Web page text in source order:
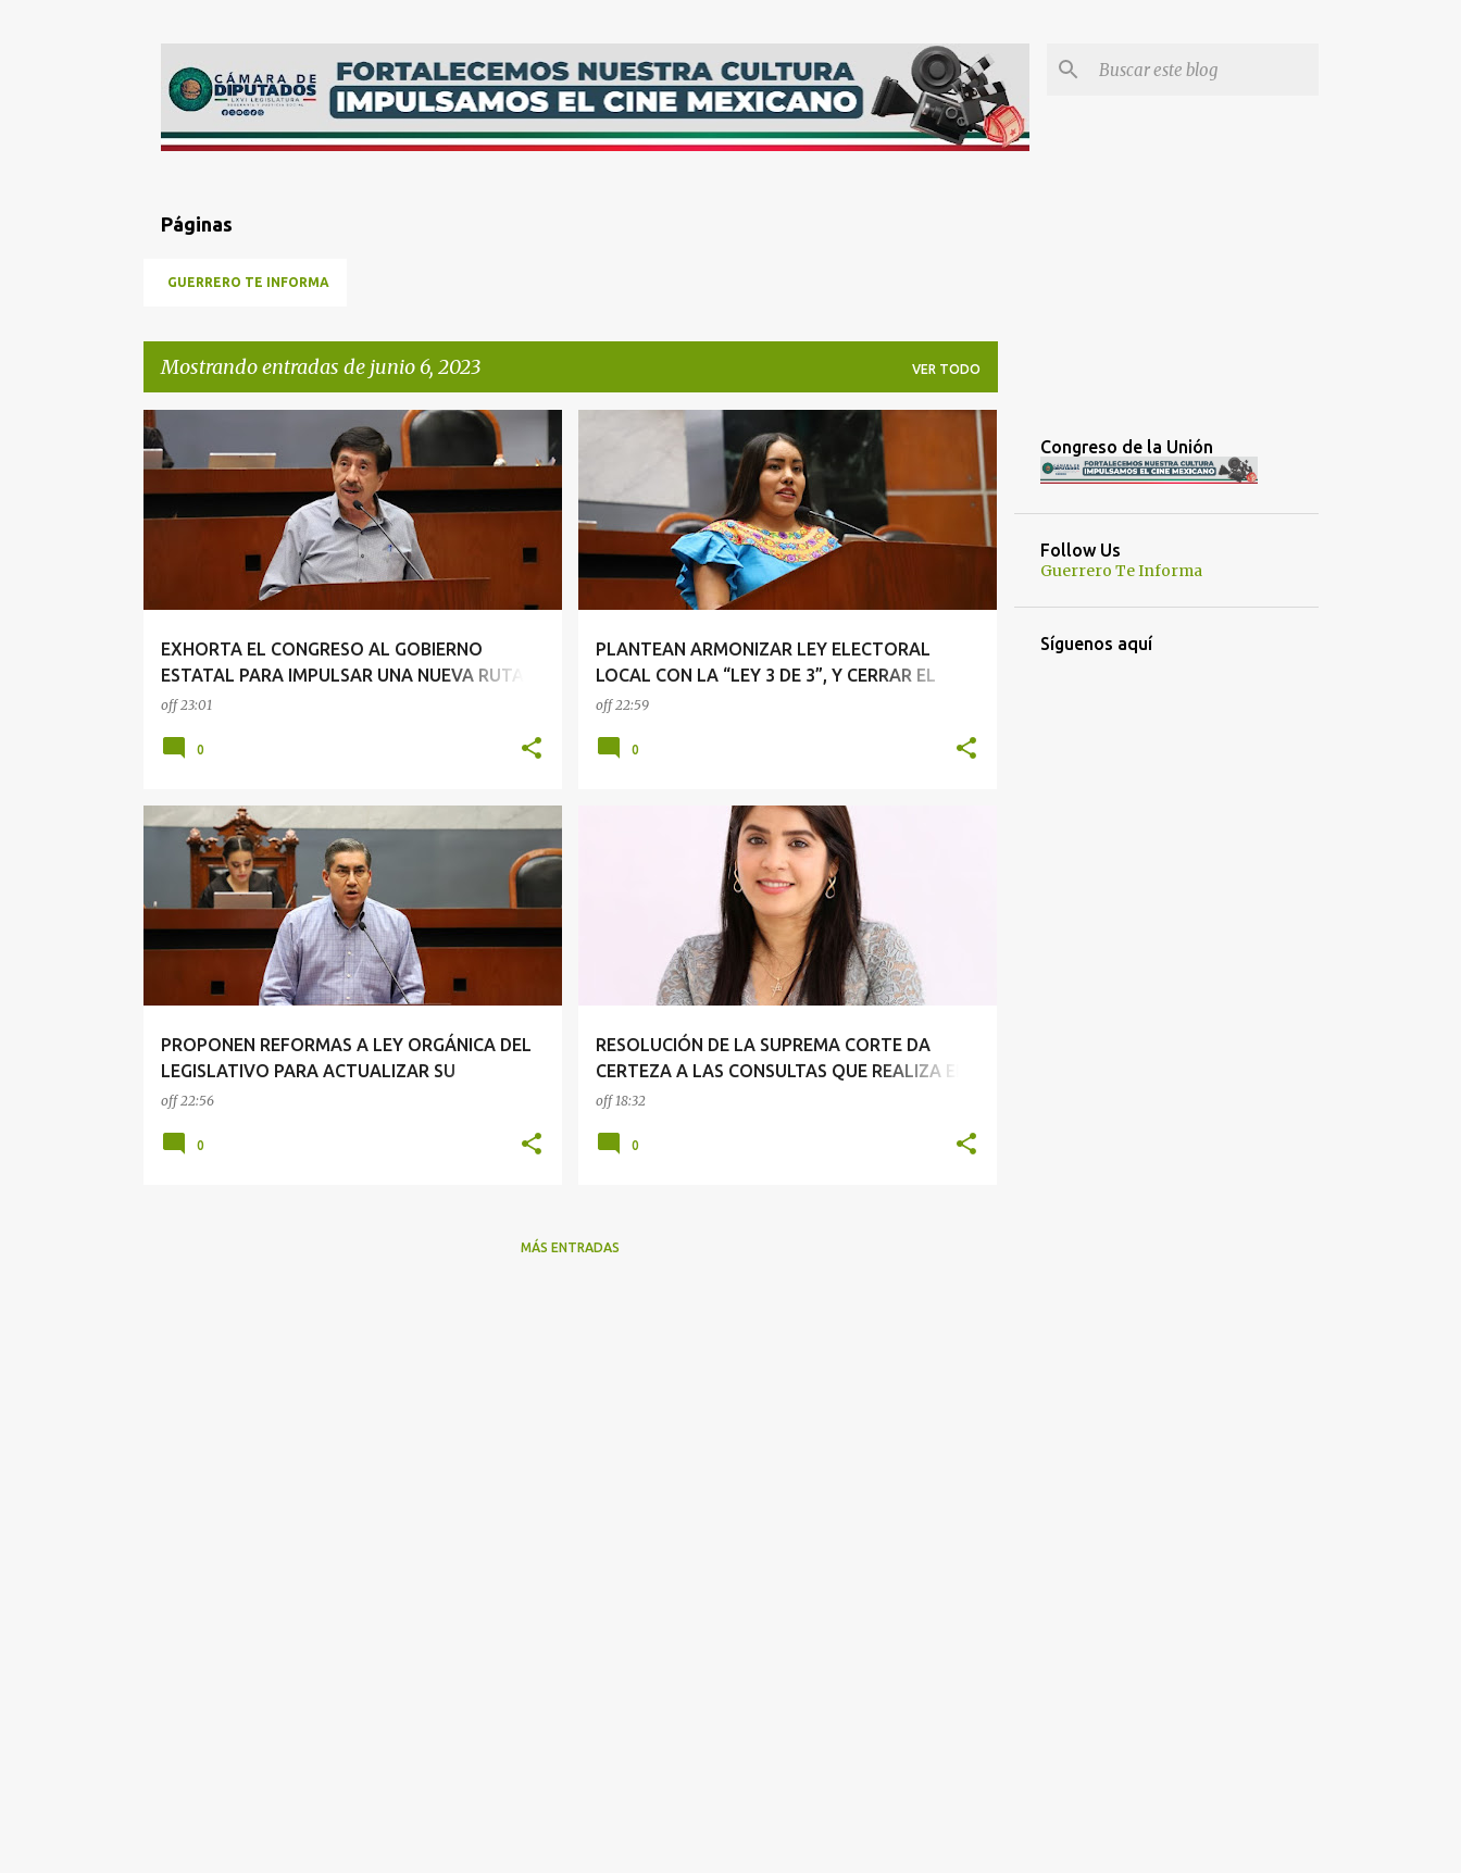
Páginas
GUERRERO TE INFORMA
Mostrando entradas de junio 6, 2023 VER TODO
E
n
EXHORTA EL CONGRESO AL GOBIERNO
ESTATAL PARA IMPULSAR UNA NUEVA RUTA
TURÍSTICA EN LA ZONA NORTE
off 23:01
0
PLANTEAN ARMONIZAR LEY ELECTORAL
LOCAL CON LA “LEY 3 DE 3”, Y CERRAR EL
PASO A CANDIDATOS VIOLENTOS
off 22:59
0
PROPONEN REFORMAS A LEY ORGÁNICA DEL
LEGISLATIVO PARA ACTUALIZAR SU
TERMINOLOGÍA
off 22:56
CONGRESO
0
RESOLUCIÓN DE LA SUPREMA CORTE DA
CERTEZA A LAS CONSULTAS QUE REALIZA EL
CONGRESO: YOLOCZIN DOMÍNGUEZ
off 18:32
0
MÁS ENTRADAS
Congreso de la Unión
Follow Us
Guerrero Te Informa
Síguenos aquí